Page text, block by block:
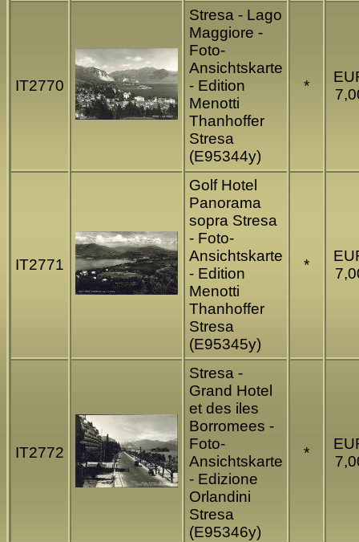
IT2770
Stresa - Lago
Maggiore -
Foto-
Ansichtskarte
- Edition
Menotti
Thanhoffer
Stresa
(E95344y)
*
IT2771
Golf Hotel
Panorama
sopra Stresa
- Foto-
Ansichtskarte
- Edition
Menotti
Thanhoffer
Stresa
(E95345y)
*
IT2772
Stresa -
Grand Hotel
et des iles
Borromees -
Foto-
Ansichtskarte
- Edizione
Orlandini
Stresa
(E95346y)
*